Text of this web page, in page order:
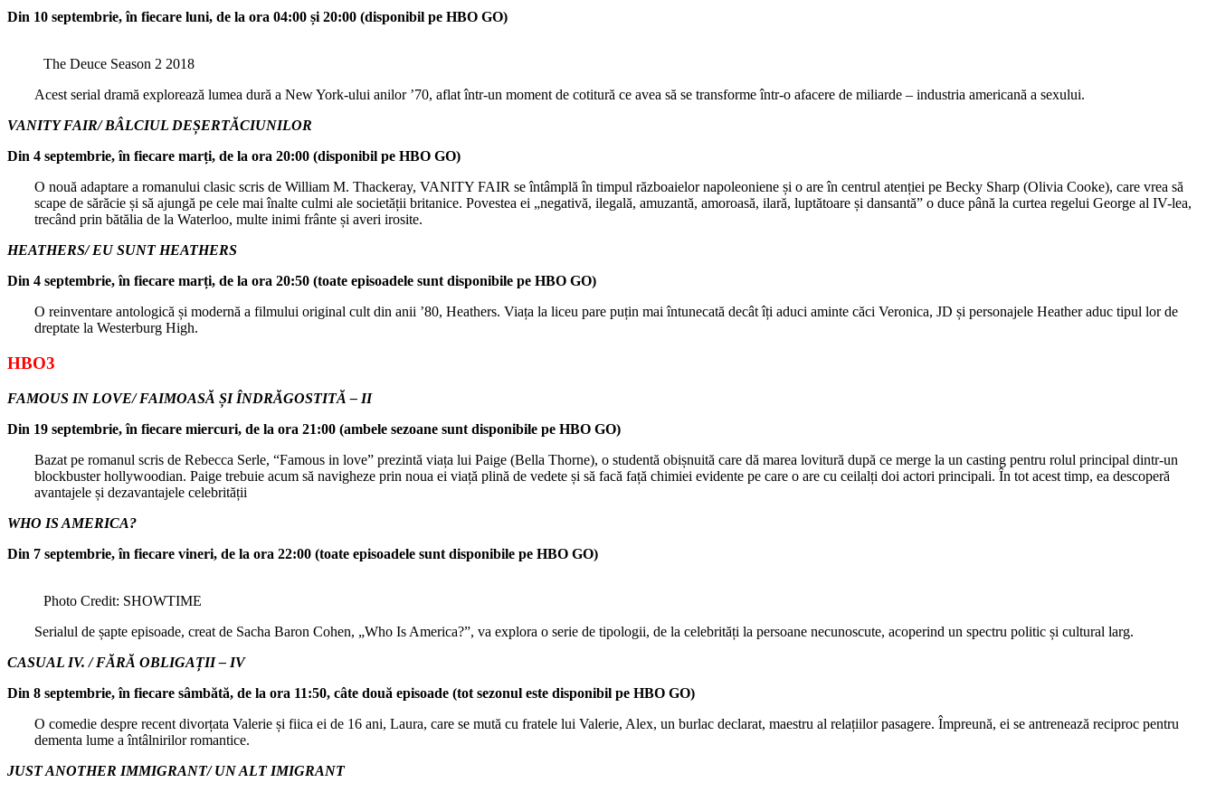
Din 10 septembrie, în fiecare luni, de la ora 04:00 și 20:00 (disponibil pe HBO GO)
The Deuce Season 2 2018
Acest serial dramă explorează lumea dură a New York-ului anilor ’70, aflat într-un moment de cotitură ce avea să se transforme într-o afacere de miliarde – industria americană a sexului.
VANITY FAIR/ BÂLCIUL DEȘERTĂCIUNILOR
Din 4 septembrie, în fiecare marți, de la ora 20:00 (disponibil pe HBO GO)
O nouă adaptare a romanului clasic scris de William M. Thackeray, VANITY FAIR se întâmplă în timpul războaielor napoleoniene și o are în centrul atenției pe Becky Sharp (Olivia Cooke), care vrea să
scape de sărăcie și să ajungă pe cele mai înalte culmi ale societății britanice. Povestea ei „negativă, ilegală, amuzantă, amoroasă, ilară, luptătoare și dansantă” o duce până la curtea regelui George al IV-lea,
trecând prin bătălia de la Waterloo, multe inimi frânte și averi irosite.
HEATHERS/ EU SUNT HEATHERS
Din 4 septembrie, în fiecare marți, de la ora 20:50 (toate episoadele sunt disponibile pe HBO GO)
O reinventare antologică și modernă a filmului original cult din anii ’80, Heathers. Viața la liceu pare puțin mai întunecată decât îți aduci aminte căci Veronica, JD și personajele Heather aduc tipul lor de
dreptate la Westerburg High.
HBO3
FAMOUS IN LOVE/ FAIMOASĂ ȘI ÎNDRĂGOSTITĂ – II
Din 19 septembrie, în fiecare miercuri, de la ora 21:00 (ambele sezoane sunt disponibile pe HBO GO)
Bazat pe romanul scris de Rebecca Serle, “Famous in love” prezintă viața lui Paige (Bella Thorne), o studentă obișnuită care dă marea lovitură după ce merge la un casting pentru rolul principal dintr-un
blockbuster hollywoodian. Paige trebuie acum să navigheze prin noua ei viață plină de vedete și să facă față chimiei evidente pe care o are cu ceilalți doi actori principali. În tot acest timp, ea descoperă
avantajele și dezavantajele celebrității
WHO IS AMERICA?
Din 7 septembrie, în fiecare vineri, de la ora 22:00 (toate episoadele sunt disponibile pe HBO GO)
Photo Credit: SHOWTIME
Serialul de șapte episoade, creat de Sacha Baron Cohen, „Who Is America?”, va explora o serie de tipologii, de la celebrități la persoane necunoscute, acoperind un spectru politic și cultural larg.
CASUAL IV. / FĂRĂ OBLIGAȚII – IV
Din 8 septembrie, în fiecare sâmbătă, de la ora 11:50, câte două episoade (tot sezonul este disponibil pe HBO GO)
O comedie despre recent divorțata Valerie și fiica ei de 16 ani, Laura, care se mută cu fratele lui Valerie, Alex, un burlac declarat, maestru al relațiilor pasagere. Împreună, ei se antrenează reciproc pentru
dementa lume a întâlnirilor romantice.
JUST ANOTHER IMMIGRANT/ UN ALT IMIGRANT